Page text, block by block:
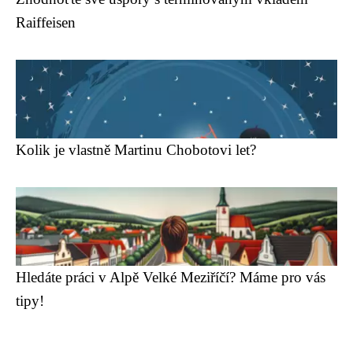
Raiffeisen
Kolik je vlastně Martinu Chobotovi let?
Hledáte práci v Alpě Velké Meziříčí? Máme pro vás
tipy!